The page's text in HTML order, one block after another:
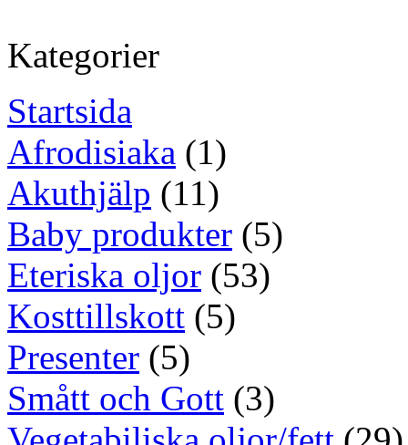
Kategorier
Startsida
Afrodisiaka (1)
Akuthjälp (11)
Baby produkter (5)
Eteriska oljor (53)
Kosttillskott (5)
Presenter (5)
Smått och Gott (3)